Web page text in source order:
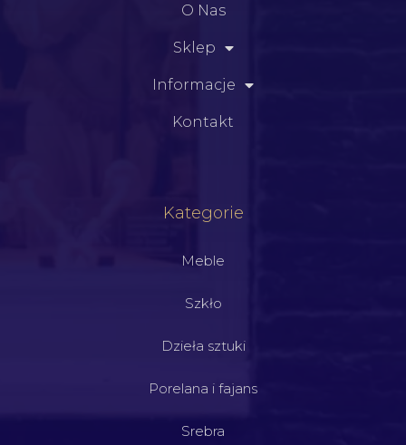
O Nas
Sklep
Informacje
Kontakt
Kategorie
Meble
Szkło
Dzieła sztuki
Porelana i fajans
Srebra